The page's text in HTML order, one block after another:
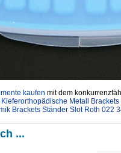
kaufen mit dem
Metall
Brackets Ständer Slot Roth 022
...